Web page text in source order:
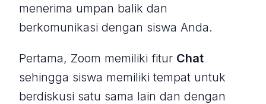
menerima umpan balik dan
berkomunikasi dengan siswa Anda.
Pertama, Zoom memiliki fitur Chat
sehingga siswa memiliki tempat untuk
berdiskusi satu sama lain dan dengan